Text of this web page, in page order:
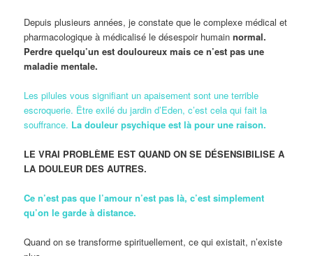
Depuis plusieurs années, je constate que le complexe médical et
pharmacologique à médicalisé le désespoir humainnormal.
Perdre quelqu’un est douloureux mais ce n’est pas une
maladie mentale.
Les pilules vous signifiant un apaisement sont une terrible
escroquerie. Être exilé du jardin d’Eden, c’est cela qui fait la
souffrance. La douleur psychique est là pour une raison.
LE VRAI PROBLÈME EST QUAND ON SE DÉSENSIBILISE A
LA DOULEUR DES AUTRES.
Ce n’est pas que l’amour n’est pas là, c’est simplement
qu’on le garde à distance.
Quand on se transforme spirituellement, ce qui existait, n’existe